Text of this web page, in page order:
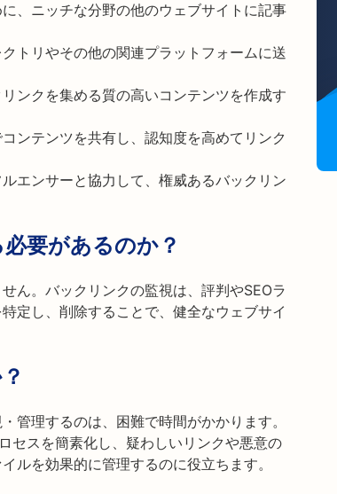
、ニッチな分野の他のウェブサイトに記事
トリやその他の関連プラットフォームに送
ンクを集める質の高いコンテンツを作成す
ンテンツを共有し、認知度を高めてリンク
ルエンサーと協力して、権威あるバックリン
要があるのか？
ん。バックリンクの監視は、評判やSEOラ
定し、削除することで、健全なウェブサイ
管理するのは、困難で時間がかかります。
セスを簡素化し、疑わしいリンクや悪意の
ルを効果的に管理するのに役立ちます。